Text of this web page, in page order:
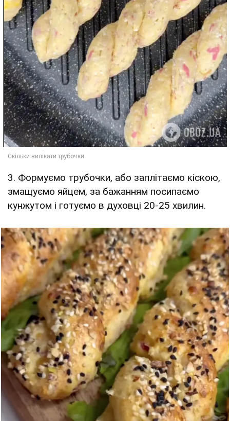
3. Формуємо трубочки, або заплітаємо кіскою,
змащуємо яйцем, за бажанням посипаємо
кунжутом і готуємо в духовці 20-25 хвилин.